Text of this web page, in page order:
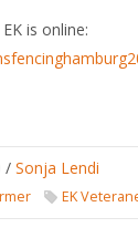
is online:
/ Sonja Lendi
EK